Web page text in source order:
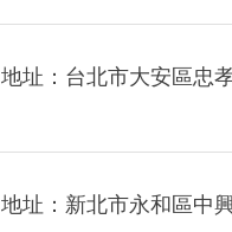
地址：台北市大安區忠
地址：新北市永和區中